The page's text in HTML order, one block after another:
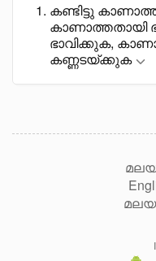
കണ്ടിട്ടു
കാണാത്തതായി
ഭാവിക്കുക,
കണ്ണടയ്ക്കുക